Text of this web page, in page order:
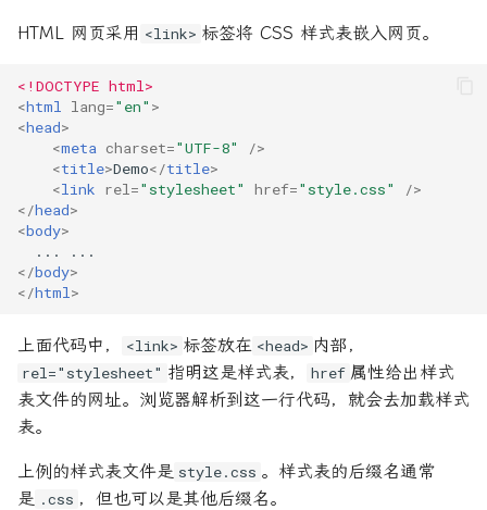
HTML 网页采用 <link> 标签将 CSS 样式表嵌入网页。
<!DOCTYPE html>
<html lang="en" >
<head>
<meta charset="UTF-8"
/>
<title>Demo</title>
<link rel ="stylesheet" href="style.css"
/>
</head>
<body>
</body>
</html >
上面代码中， <link> 标签放在 <head> 内部，
rel="stylesheet" 指明这是样式表， href 属性给出样式
表文件的网址。浏览器解析到这一行代码，就会去加载样式
表。
上例的样式表文件是 style.css 。样式表的后缀名通常
是 .css ，但也可以是其他后缀名。